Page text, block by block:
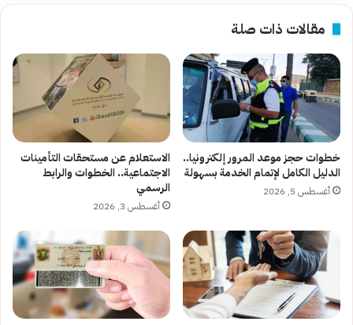
مقالات ذات صلة
خطوات حجز موعد المرور إلكترونيا..
الدليل الكامل لإتمام الخدمة بسهولة
أغسطس 5, 2026
الاستعلام عن مستحقات التأمينات
الاجتماعية.. الخطوات والرابط
الرسمي
أغسطس 3, 2026